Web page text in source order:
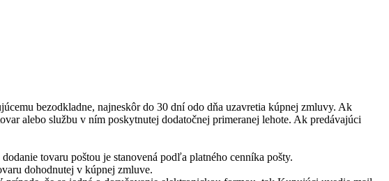
bezodkladne, najneskôr do 30 dní odo dňa uzavretia kúpnej zmluvy. Ak
alebo službu v ním poskytnutej dodatočnej primeranej lehote. Ak predávajúci
tovaru poštou je stanovená podľa platného cenníka pošty.
dohodnutej v kúpnej zmluve.